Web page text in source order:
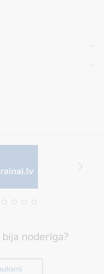
noderīga?